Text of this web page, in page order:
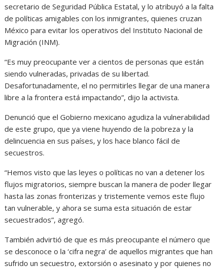
secretario de Seguridad Pública Estatal, y lo atribuyó a la falta
de políticas amigables con los inmigrantes, quienes cruzan
México para evitar los operativos del Instituto Nacional de
Migración (INM).
“Es muy preocupante ver a cientos de personas que están
siendo vulneradas, privadas de su libertad.
Desafortunadamente, el no permitirles llegar de una manera
libre a la frontera está impactando”, dijo la activista.
Denunció que el Gobierno mexicano agudiza la vulnerabilidad
de este grupo, que ya viene huyendo de la pobreza y la
delincuencia en sus países, y los hace blanco fácil de
secuestros.
“Hemos visto que las leyes o políticas no van a detener los
flujos migratorios, siempre buscan la manera de poder llegar
hasta las zonas fronterizas y tristemente vemos este flujo
tan vulnerable, y ahora se suma esta situación de estar
secuestrados”, agregó.
También advirtió de que es más preocupante el número que
se desconoce o la ‘cifra negra’ de aquellos migrantes que han
sufrido un secuestro, extorsión o asesinato y por quienes no